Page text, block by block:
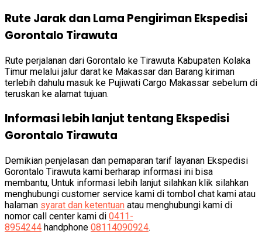
Rute Jarak dan Lama Pengiriman Ekspedisi
Gorontalo Tirawuta
Rute perjalanan dari Gorontalo ke Tirawuta Kabupaten Kolaka
Timur melalui jalur darat ke Makassar dan Barang kiriman
terlebih dahulu masuk ke Pujiwati Cargo Makassar sebelum di
teruskan ke alamat tujuan.
Informasi lebih lanjut tentang Ekspedisi
Gorontalo Tirawuta
Demikian penjelasan dan pemaparan tarif layanan Ekspedisi
Gorontalo Tirawuta kami berharap informasi ini bisa
membantu, Untuk informasi lebih lanjut silahkan klik silahkan
menghubungi customer service kami di tombol chat kami atau
halaman syarat dan ketentuan atau menghubungi kami di
nomor call center kami di 0411-
8954244 handphone 08114090924.